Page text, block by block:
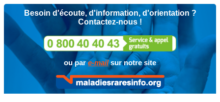
Besoin d'écoute, d'information, d'orientation ?
Contactez-nous !
ou pare-mailsur notre site